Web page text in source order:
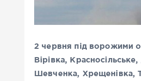
2 червня під ворожими
Вірівка,
Шевченка, Хрещенівка,